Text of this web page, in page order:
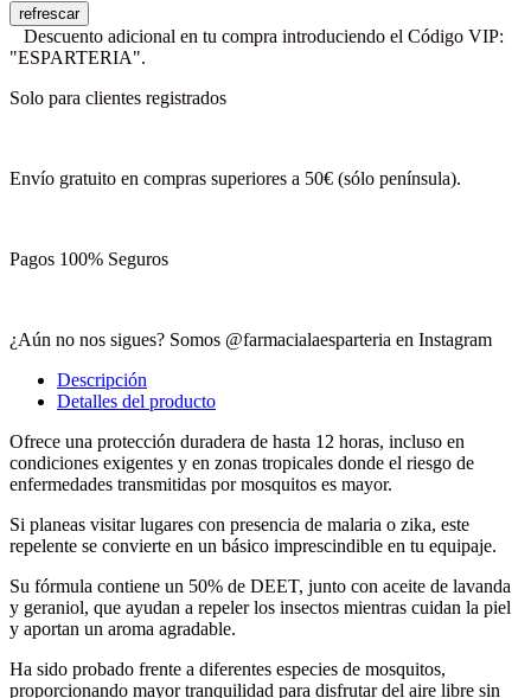
Descuento adicional en tu compra introduciendo el Código VIP:
"ESPARTERIA".
Solo para clientes registrados
Envío gratuito en compras superiores a 50€ (sólo península).
Pagos 100% Seguros
¿Aún no nos sigues? Somos @farmacialaesparteria en Instagram
Descripción
Detalles del producto
Ofrece una protección duradera de hasta 12 horas, incluso en
condiciones exigentes y en zonas tropicales donde el riesgo de
enfermedades transmitidas por mosquitos es mayor.
Si planeas visitar lugares con presencia de malaria o zika, este
repelente se convierte en un básico imprescindible en tu equipaje.
Su fórmula contiene un 50% de DEET, junto con aceite de lavanda
y geraniol, que ayudan a repeler los insectos mientras cuidan la piel
y aportan un aroma agradable.
Ha sido probado frente a diferentes especies de mosquitos,
proporcionando mayor tranquilidad para disfrutar del aire libre sin